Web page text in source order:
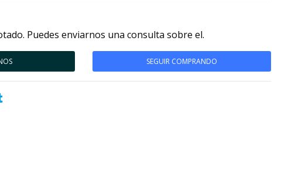
Puedes enviarnos una consulta sobre el.
SEGUIR COMPRANDO